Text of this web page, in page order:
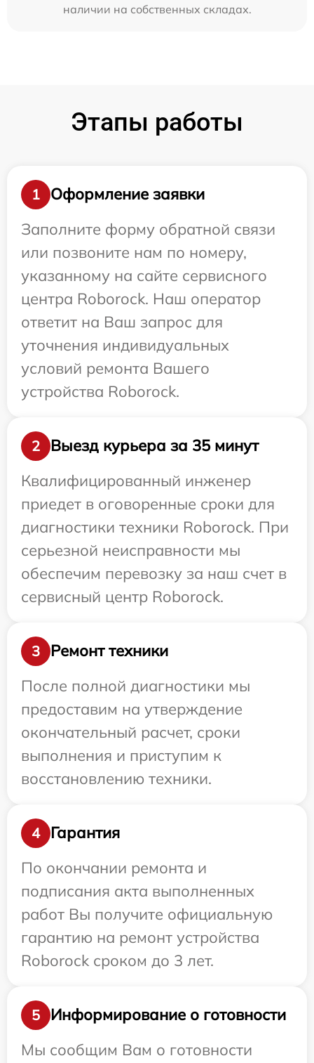
наличии на собственных складах.
Этапы работы
1
Оформление заявки
Заполните форму обратной связи
или позвоните нам по номеру,
указанному на сайте сервисного
центра Roborock. Наш оператор
ответит на Ваш запрос для
уточнения индивидуальных
условий ремонта Вашего
устройства Roborock.
2
Выезд курьера за 35 минут
Квалифицированный инженер
приедет в оговоренные сроки для
диагностики техники Roborock. При
серьезной неисправности мы
обеспечим перевозку за наш счет в
сервисный центр Roborock.
3
Ремонт техники
После полной диагностики мы
предоставим на утверждение
окончательный расчет, сроки
выполнения и приступим к
восстановлению техники.
4
Гарантия
По окончании ремонта и
подписания акта выполненных
работ Вы получите официальную
гарантию на ремонт устройства
Roborock сроком до 3 лет.
5
Информирование о готовности
Мы сообщим Вам о готовности